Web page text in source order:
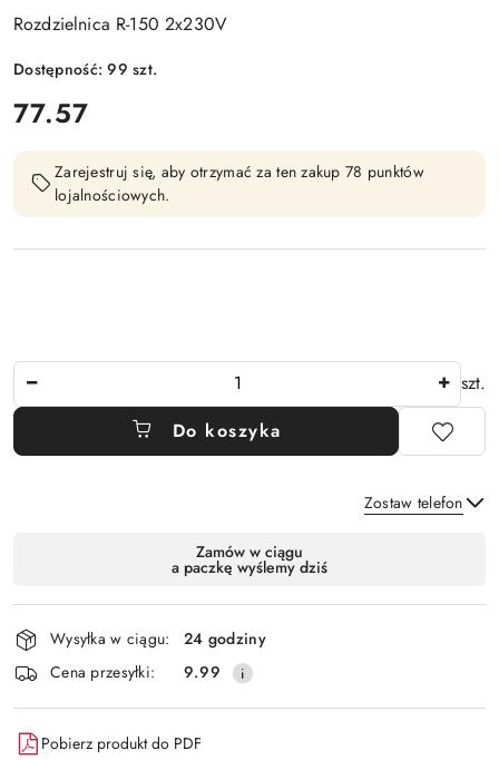
Rozdzielnica R-150 2x230V
Dostępność:99szt.
cena:
77.57
Zarejestruj się, aby otrzymać za ten zakup 78 punktów
lojalnościowych.
szt.
Do koszyka
Zostaw telefon
Wyślij
dostawa
Zamów w ciągu
a paczkę wyślemy dziś
Wysyłka w ciągu:
24 godziny
Cena przesyłki:
9.99
Pobierz produkt do PDF